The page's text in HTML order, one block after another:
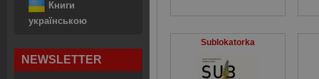
Книги
українською
NEWSLETTER
Sublokatorka